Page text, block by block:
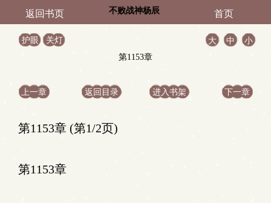
返回书页 不败战神杨辰 首页
护眼 关灯 大 中
小
第1153章
上一章 返回目录 进入书架 下一章
第1153章 (第1/2页)
第1153章